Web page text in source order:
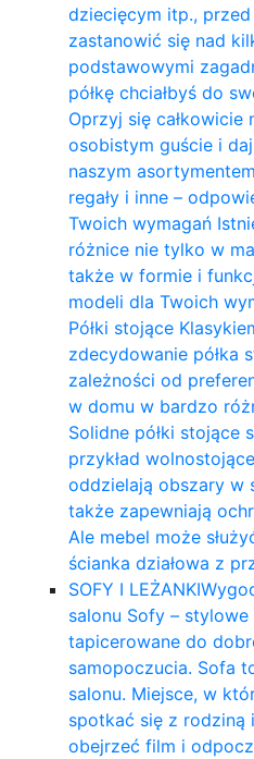
dziecięcym itp.,
zastanowić się nad
podstawowymi
półkę chciałbyś do
Oprzyj się całkowicie
osobistym guście i
naszym
regały i inne –
Twoich wymagań
różnice nie tylko w
także w formie i
modeli dla Twoich
Półki stojące
zdecydowanie półka
zależności od
w domu w bardzo
Solidne półki stojące
przykład
oddzielają obszary w
także zapewniają
Ale mebel może
ścianka działowa z
SOFY I LEŻANKI
salonu Sofy – stylowe
tapicerowane do
samopoczucia. Sofa
salonu. Miejsce, w
spotkać się z rodziną
obejrzeć film i